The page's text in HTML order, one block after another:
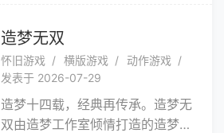
器，战胜危险的敌人！ 敌人的力
量依旧强大，稍不留神就会让自己
陷入险境！ 在这种艰难时刻，想
尽办法，生存下去吧！
造梦无双
怀旧游戏 横版游戏
动作游戏
发表于 2026-07-29
造梦十四载，经典再传承。造梦无
双由造梦工作室倾情打造的造梦西